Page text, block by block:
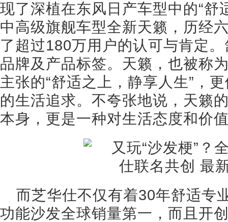
现了深植在东风日产车型中的“舒
中高级旗舰车型全新天籁，历经
了超过180万用户的认可与肯定
品牌及产品标签。天籁，也被称
主张的“舒适之上，静享人生”，
的生活追求。不夸张地说，天籁
本身，更是一种对生活态度和价
而芝华仕不仅有着30年舒适专
功能沙发全球销量第一，而且开